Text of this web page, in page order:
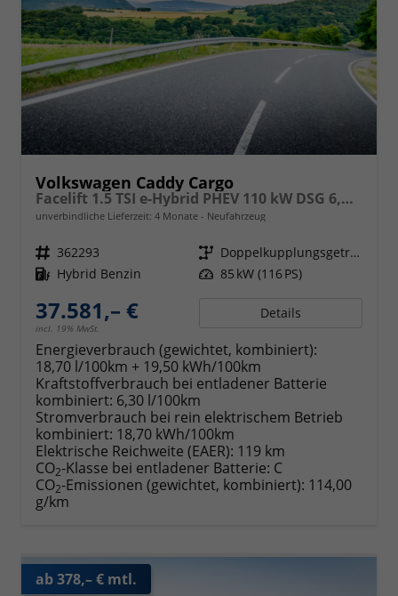
Volkswagen Caddy Cargo
Facelift 1.5 TSI e-Hybrid PHEV 110 kW DSG 6,Klimaautomatik, Radio mit Navigationsvorbereitung, App Connect Wireless, AHK Vorbereitung, Assistenzsysteme, PDC v+h, GRA, Light Assist, Außenspiegel elektr. kllappar
unverbindliche Lieferzeit: 4 Monate Neufahrzeug
Fahrzeugnr. 362293 Getriebe
Doppelkupplungsgetriebe (DSG)
Kraftstoff Hybrid Benzin Leistung 85 kW (116 PS)
37.581,– €
incl. 19% MwSt.
Details
Energieverbrauch (gewichtet, kombiniert):
18,70 l/100km + 19,50 kWh/100km
Kraftstoffverbrauch bei entladener Batterie
kombiniert: 6,30 l/100km
Stromverbrauch bei rein elektrischem Betrieb
kombiniert: 18,70 kWh/100km
Elektrische Reichweite (EAER): 119 km
CO2-Klasse bei entladener Batterie: C
CO2-Emissionen (gewichtet, kombiniert): 114,00
g/km
ab 378,– € mtl.